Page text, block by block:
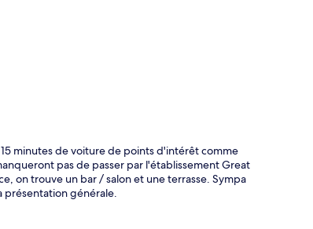
minutes de voiture de points d'intérêt comme
pas de passer par l'établissement Great
on trouve un bar / salon et une terrasse. Sympa
présentation générale.